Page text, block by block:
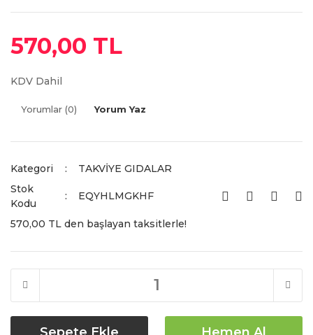
570,00 TL
KDV Dahil
Yorumlar (0) Yorum Yaz
Kategori
TAKVİYE GIDALAR
Stok
Kodu
EQYHLMGKHF
570,00 TL den başlayan taksitlerle!